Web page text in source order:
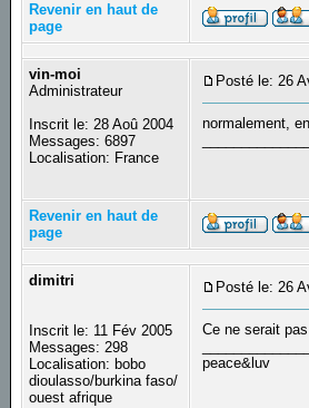
Revenir en haut de
page
vin-moi
Administrateur
Inscrit le: 28 Aoû 2004
Messages: 6897
Localisation: France
Posté le: 26
normalement,
Revenir en haut de
page
dimitri
Inscrit le: 11 Fév 2005
Messages: 298
Localisation: bobo
dioulasso/burkina faso/
ouest afrique
Posté le: 26
Ce ne serait
peace&luv